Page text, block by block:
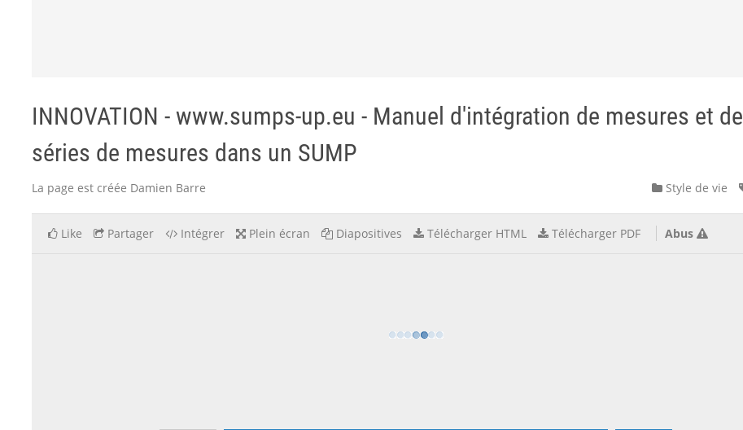
INNOVATION - www.sumps-up.eu - Manuel d'intégration de mesures et de
séries de mesures dans un SUMP
La page est créée Damien Barre Style de vie
Like Partager Intégrer Plein écran Diapositives Télécharger HTML Télécharger PDF Abus